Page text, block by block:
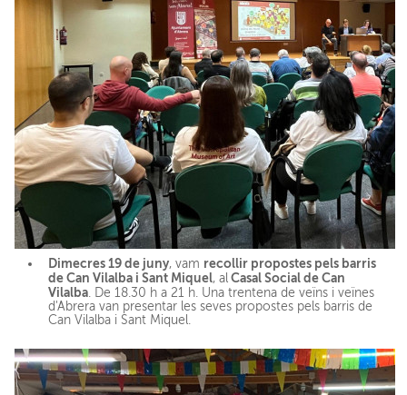
Dimecres 19 de juny, vam recollir propostes pels barris
de Can Vilalba i Sant Miquel, al Casal Social de Can
Vilalba. De 18.30 h a 21 h. Una trentena de veïns i veïnes
d'Abrera van presentar les seves propostes pels barris de
Can Vilalba i Sant Miquel.